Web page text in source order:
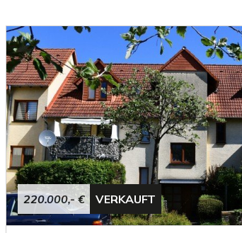
220.000,- € VERKAUFT